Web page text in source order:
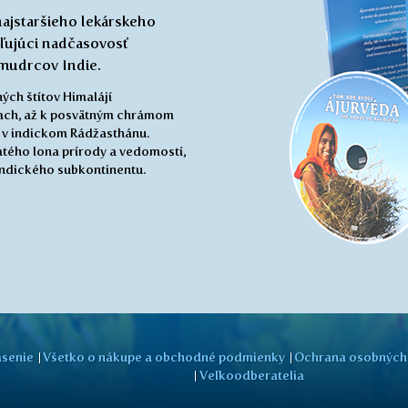
lekárskeho
nadčasovosť
Indie.
štítov Himalájí
až k posvätným chrámom
indickom Rádžasthánu.
lona prírody a vedomostí,
subkontinentu.
Všetko o nákupe a obchodné podmienky
Ochrana
Veľkoodberatelia